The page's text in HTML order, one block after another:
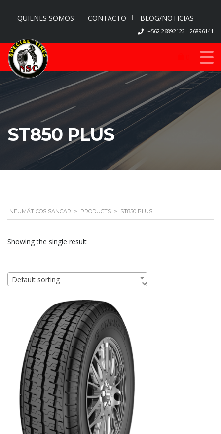
QUIENES SOMOS CONTACTO BLOG/NOTICIAS
+562 26892122 - 26896141
ST850 PLUS
NEUMÁTICOS SANCAR > PRODUCTS > ST850 PLUS
Showing the single result
Default sorting